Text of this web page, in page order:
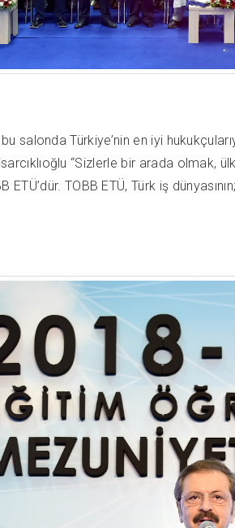
salonda Türkiye’nin en iyi
“Sizlerle bir arada olmak,
TOBB ETÜ, Türk iş